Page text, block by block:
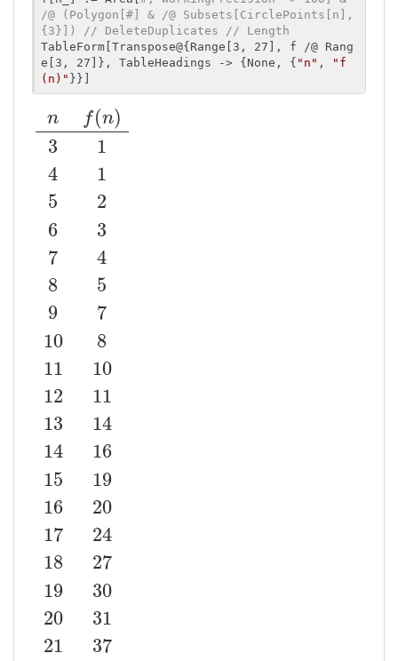
/@ (Polygon[#] & /@ Subsets[CirclePoints[n],
{3}]) // DeleteDuplicates // Length
TableForm[Transpose@{Range[3, 27], f /@ Rang
e[3, 27]}, TableHeadings -> {None, { "n" ,
"f
(n)" }}]
n
3
4
5
6
7
8
9
10
11
12
13
14
15
16
17
18
19
20
21
f(n)
1
1
2
3
4
5
7
8
10
11
14
16
19
20
24
27
30
31
37